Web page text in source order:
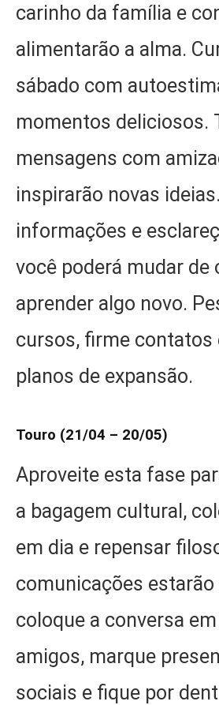
carinho da família e
alimentarão a alma.
sábado com
momentos deliciosos.
mensagens com
inspirarão novas
informações e
você poderá mudar de
aprender algo novo.
cursos, firme contatos
planos de expansão.
Touro (21/04 – 20/05)
Aproveite esta fase
a bagagem cultural,
em dia e repensar
comunicações
coloque a conversa
amigos, marque
sociais e fique por